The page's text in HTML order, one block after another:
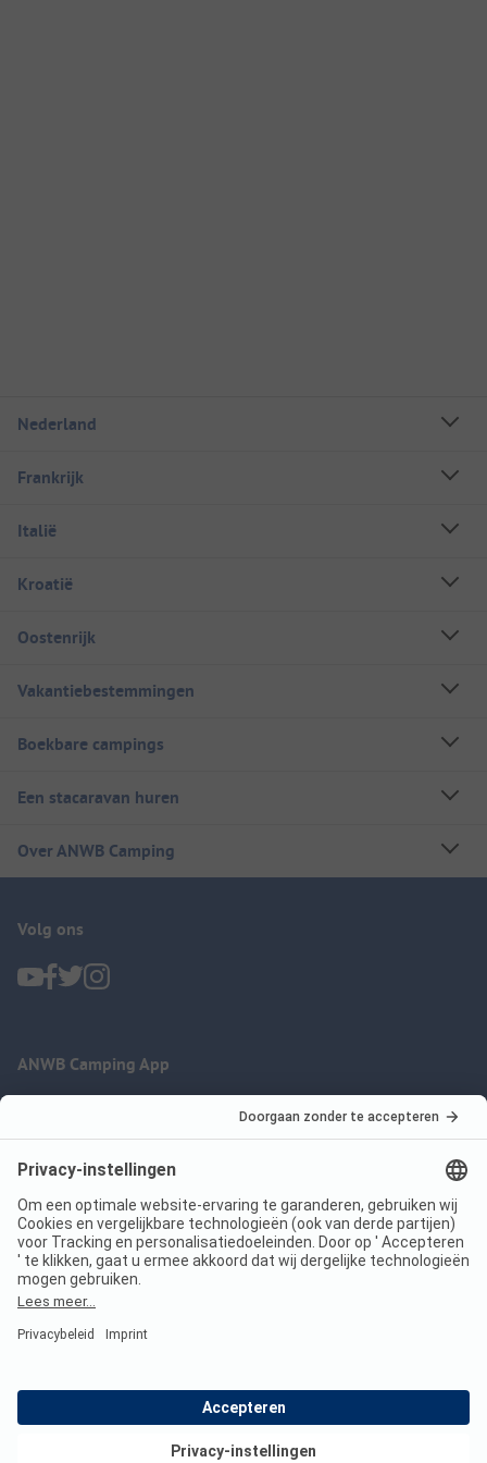
Nederland
Frankrijk
Italië
Kroatië
Oostenrijk
Vakantiebestemmingen
Boekbare campings
Een stacaravan huren
Over ANWB Camping
Volg ons
ANWB Camping App
Imprint
Jouw privacy
Voorwaarden
Wet digitale diensten